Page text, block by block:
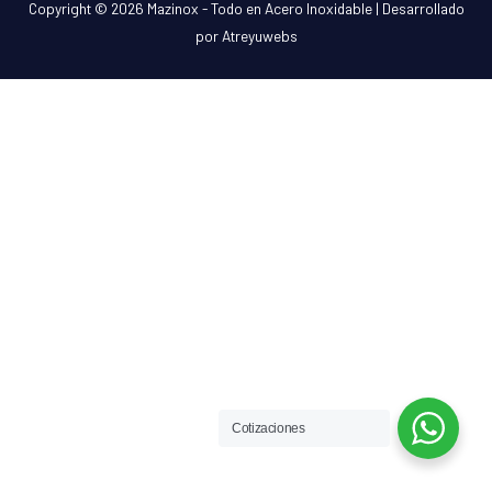
Copyright © 2026 Mazinox - Todo en Acero Inoxidable| Desarrollado
por Atreyuwebs
Cotizaciones